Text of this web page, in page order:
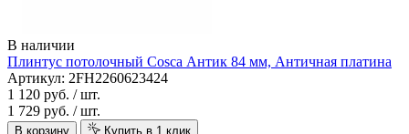
В наличии
Плинтус потолочный Cosca Антик 84 мм, Античная платина
Артикул: 2FH2260623424
1 120 руб. / шт.
1 729 руб. / шт.
В корзину Купить в 1 клик